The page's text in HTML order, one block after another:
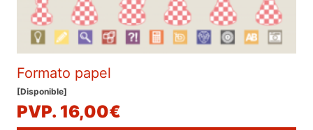
Formato papel
[Disponible]
PVP. 16,00€